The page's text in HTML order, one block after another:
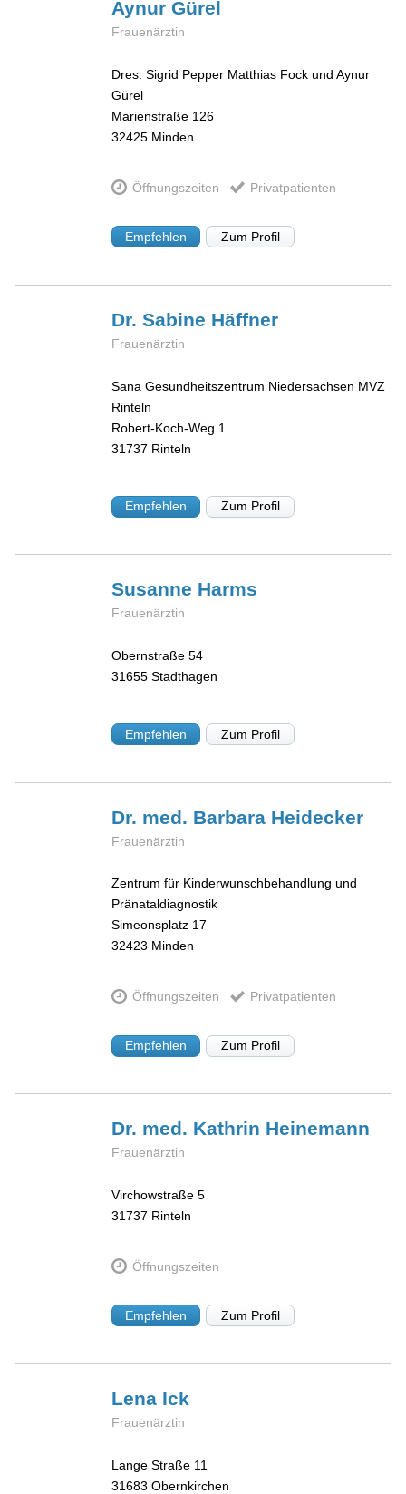
AynurGürel
Frauenärztin
Dres. Sigrid Pepper Matthias Fock und Aynur
Gürel
Marienstraße 126
32425 Minden
Öffnungszeiten Privatpatienten
Empfehlen Zum Profil
Dr. Sabine Häffner
Frauenärztin
Sana Gesundheitszentrum Niedersachsen MVZ
Rinteln
Robert-Koch-Weg 1
31737 Rinteln
Empfehlen Zum Profil
Susanne Harms
Frauenärztin
Obernstraße 54
31655 Stadthagen
Empfehlen Zum Profil
Dr. med. Barbara Heidecker
Frauenärztin
Zentrum für Kinderwunschbehandlung und
Pränataldiagnostik
Simeonsplatz 17
32423 Minden
Öffnungszeiten Privatpatienten
Empfehlen Zum Profil
Dr. med. Kathrin Heinemann
Frauenärztin
Virchowstraße 5
31737 Rinteln
Öffnungszeiten
Empfehlen Zum Profil
Lena Ick
Frauenärztin
Lange Straße 11
31683 Obernkirchen